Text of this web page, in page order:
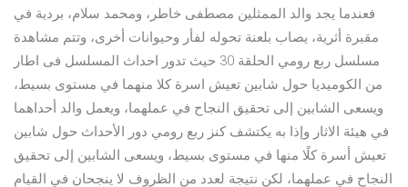
فعندما يجد والد الممثلين مصطفى خاطر، ومحمد سلام، بردية في
مقبرة أثرية، يصاب بلعنة تحوله لفأر وحيوانات أخرى، وتتم مشاهدة
مسلسل ربع رومي الحلقة 30 حيث تدور احداث المسلسل فى اطار
من الكوميديا حول شابين تعيش اسرة كلا منهما في مستوى بسيط،
ويسعى الشابين إلى تحقيق النجاح في عملهما، ويعمل والد أحداهما
في هيئة الاثار وإذا به يكتشف كنز ربع رومي دور الأحداث حول شابين
تعيش أسرة كلًا منها في مستوى بسيط، ويسعى الشابين إلى تحقيق
النجاح في عملهما، لكن نتيجة لعدد من الظروف لا ينجحان في القيام